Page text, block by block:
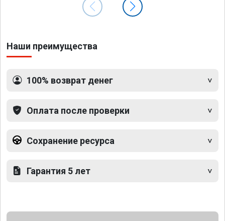
Наши преимущества
100% возврат денег
Оплата после проверки
Сохранение ресурса
Гарантия 5 лет